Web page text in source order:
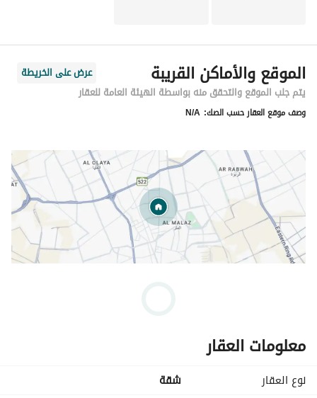
الموقع والأماكن القريبة
عرض على الخريطة
يتم جلب الموقع والتحقق منه بواسطة الهيئة العامة للعقار
وصف موقع العقار حسب الصك: N/A
معلومات العقار
نوع العقار
شقة